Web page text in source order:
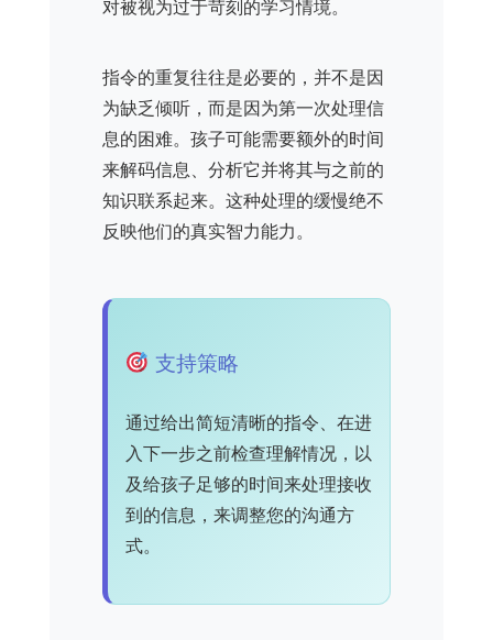
对被视为过于苛刻的学习情境。
指令的重复往往是必要的，并不是因
为缺乏倾听，而是因为第一次处理信
息的困难。孩子可能需要额外的时间
来解码信息、分析它并将其与之前的
知识联系起来。这种处理的缓慢绝不
反映他们的真实智力能力。
支持策略
通过给出简短清晰的指令、在进
入下一步之前检查理解情况，以
及给孩子足够的时间来处理接收
到的信息，来调整您的沟通方
式。